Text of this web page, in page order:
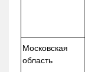
Московская
область